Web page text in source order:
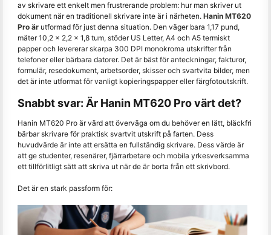
av skrivare ett enkelt men frustrerande problem: hur man skriver ut
dokument när en traditionell skrivare inte är i närheten. Hanin MT620
Pro är utformad för just denna situation. Den väger bara 1,17 pund,
mäter 10,2 × 2,2 × 1,8 tum, stöder US Letter, A4 och A5 termiskt
papper och levererar skarpa 300 DPI monokroma utskrifter från
telefoner eller bärbara datorer. Det är bäst för anteckningar, fakturor,
formulär, resedokument, arbetsorder, skisser och svartvita bilder, men
det är inte utformat för vanligt kopieringspapper eller färgfotoutskrift.
Snabbt svar: Är Hanin MT620 Pro värt det?
Hanin MT620 Pro är värd att överväga om du behöver en lätt, bläckfri
bärbar skrivare för praktisk svartvit utskrift på farten. Dess
huvudvärde är inte att ersätta en fullständig skrivare. Dess värde är
att ge studenter, resenärer, fjärrarbetare och mobila yrkesverksamma
ett tillförlitligt sätt att skriva ut när de är borta från ett skrivbord.
Det är en stark passform för: